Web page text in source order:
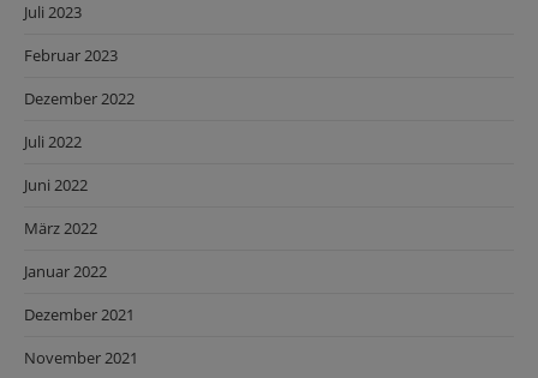
Juli 2023
Februar 2023
Dezember 2022
Juli 2022
Juni 2022
März 2022
Januar 2022
Dezember 2021
November 2021